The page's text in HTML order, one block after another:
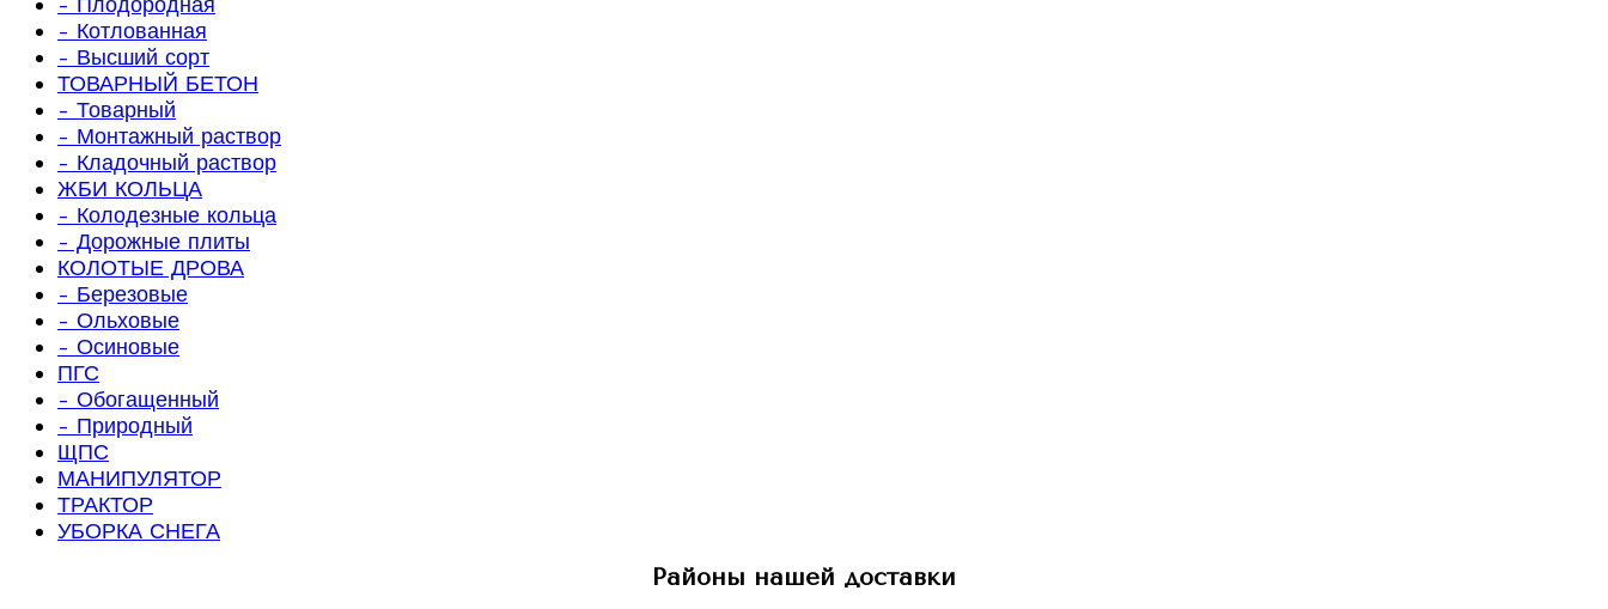
- Котлованная
- Высший сорт
ТОВАРНЫЙ БЕТОН
- Товарный
- Монтажный раствор
- Кладочный раствор
ЖБИ КОЛЬЦА
- Колодезные кольца
- Дорожные плиты
КОЛОТЫЕ ДРОВА
- Березовые
- Ольховые
- Осиновые
ПГС
- Обогащенный
- Природный
ЩПС
МАНИПУЛЯТОР
ТРАКТОР
УБОРКА СНЕГА
Районы нашей доставки